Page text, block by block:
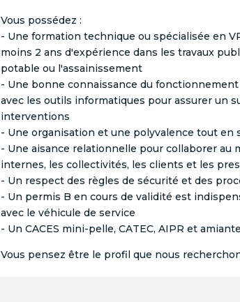
Vous possédez :
- Une formation technique ou spécialisée en
moins 2 ans d'expérience dans les travaux
potable ou l'assainissement
- Une bonne connaissance du
avec les outils informatiques pour assurer un
interventions
- Une organisation et une polyvalence tout en
- Une aisance relationnelle pour collaborer au
internes, les collectivités, les clients et les
- Un respect des règles de sécurité et des
- Un permis B en cours de validité est
avec le véhicule de service
- Un CACES mini-pelle, CATEC, AIPR et
Vous pensez être le profil que nous